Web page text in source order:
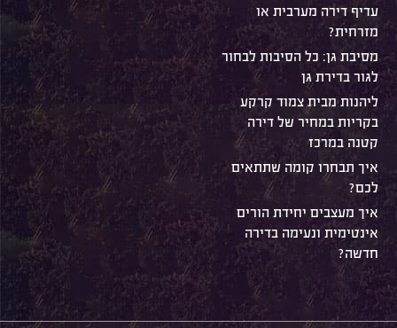
עדיף דירה מערבית או
מזרחית?
מסיבת גן: כל הסיבות לבחור
לגור בדירת גן
ליהנות מבית צמוד קרקע
בקריות במחיר של דירה
קטנה במרכז
איך תבחרו קומה שתתאים
לכם?
איך מעצבים יחידת הורים
אינטימית ונעימה בדירה
חדשה?